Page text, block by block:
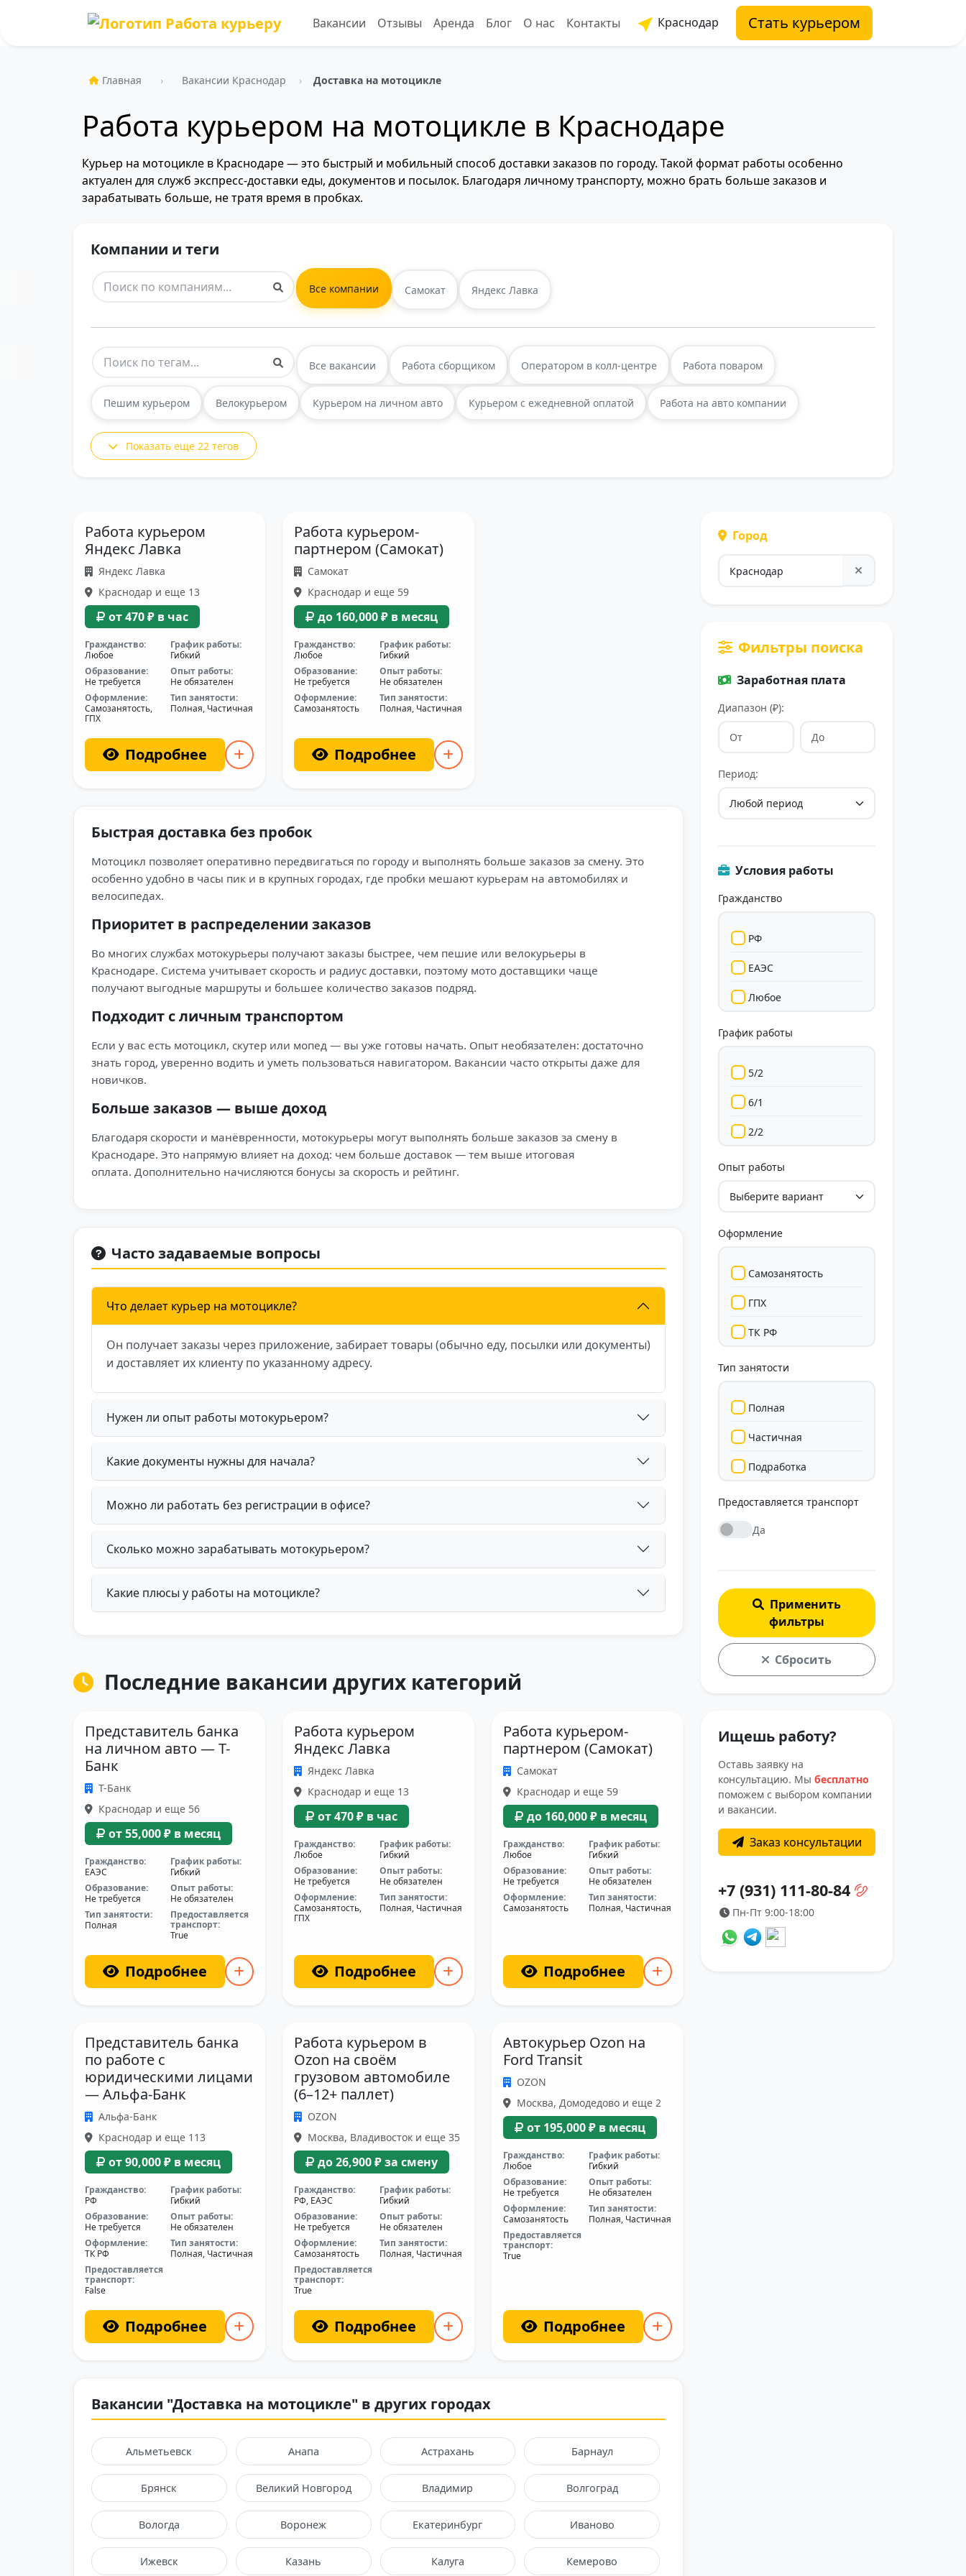
Вакансии Отзывы Аренда Блог О нас Контакты Краснодар Стать курьером
Главная Вакансии Краснодар Доставка на мотоцикле
Работа курьером на мотоцикле в Краснодаре
Курьер на мотоцикле в Краснодаре — это быстрый и мобильный способ доставки заказов по городу. Такой формат работы особенно
актуален для служб экспресс-доставки еды, документов и посылок. Благодаря личному транспорту, можно брать больше заказов и
зарабатывать больше, не тратя время в пробках.
Компании и теги
Все компании Самокат Яндекс Лавка
Все вакансии Работа сборщиком Оператором в колл-центре Работа поваром
Пешим курьером Велокурьером Курьером на личном авто Курьером с ежедневной оплатой Работа на авто компании
Показать еще 22 тегов
Город
Фильтры поиска
Заработная плата
Диапазон (₽):
Период:
Условия работы
Гражданство
РФ
ЕАЭС
Любое
График работы
5/2
6/1
2/2
Гибкий
Свободный
Опыт работы
Оформление
Самозанятость
ГПХ
ТК РФ
Тип занятости
Полная
Частичная
Подработка
Предоставляется транспорт
Да
Применить
фильтры
Сбросить
Ищешь работу?
Оставь заявку на
консультацию. Мы бесплатно
поможем с выбором компании
и вакансии.
Заказ консультации
+7 (931) 111-80-84
Пн-Пт 9:00-18:00
Работа курьером
Яндекс Лавка
Яндекс Лавка
Краснодар и еще 13
от 470 ₽ в час
Гражданство:
Любое
График работы:
Гибкий
Образование:
Не требуется
Опыт работы:
Не обязателен
Оформление:
Самозанятость,
ГПХ
Тип занятости:
Полная, Частичная
Подробнее
Работа курьером-
партнером (Самокат)
Самокат
Краснодар и еще 59
до 160,000 ₽ в месяц
Гражданство:
Любое
График работы:
Гибкий
Образование:
Не требуется
Опыт работы:
Не обязателен
Оформление:
Самозанятость
Тип занятости:
Полная, Частичная
Подробнее
Быстрая доставка без пробок
Мотоцикл позволяет оперативно передвигаться по городу и выполнять больше заказов за смену. Это
особенно удобно в часы пик и в крупных городах, где пробки мешают курьерам на автомобилях и
велосипедах.
Приоритет в распределении заказов
Во многих службах мотокурьеры получают заказы быстрее, чем пешие или велокурьеры в
Краснодаре. Система учитывает скорость и радиус доставки, поэтому мото доставщики чаще
получают выгодные маршруты и большее количество заказов подряд.
Подходит с личным транспортом
Если у вас есть мотоцикл, скутер или мопед — вы уже готовы начать. Опыт необязателен: достаточно
знать город, уверенно водить и уметь пользоваться навигатором. Вакансии часто открыты даже для
новичков.
Больше заказов — выше доход
Благодаря скорости и манёвренности, мотокурьеры могут выполнять больше заказов за смену в
Краснодаре. Это напрямую влияет на доход: чем больше доставок — тем выше итоговая
оплата. Дополнительно начисляются бонусы за скорость и рейтинг.
Часто задаваемые вопросы
Что делает курьер на мотоцикле?
Он получает заказы через приложение, забирает товары (обычно еду, посылки или документы)
и доставляет их клиенту по указанному адресу.
Нужен ли опыт работы мотокурьером?
Какие документы нужны для начала?
Можно ли работать без регистрации в офисе?
Сколько можно зарабатывать мотокурьером?
Какие плюсы у работы на мотоцикле?
Последние вакансии других категорий
Представитель банка
на личном авто — Т-
Банк
Т-Банк
Краснодар и еще 56
от 55,000 ₽ в месяц
Гражданство:
ЕАЭС
График работы:
Гибкий
Образование:
Не требуется
Опыт работы:
Не обязателен
Тип занятости:
Полная
Предоставляется
транспорт:
True
Подробнее
Работа курьером
Яндекс Лавка
Яндекс Лавка
Краснодар и еще 13
от 470 ₽ в час
Гражданство:
Любое
График работы:
Гибкий
Образование:
Не требуется
Опыт работы:
Не обязателен
Оформление:
Самозанятость,
ГПХ
Тип занятости:
Полная, Частичная
Подробнее
Работа курьером-
партнером (Самокат)
Самокат
Краснодар и еще 59
до 160,000 ₽ в месяц
Гражданство:
Любое
График работы:
Гибкий
Образование:
Не требуется
Опыт работы:
Не обязателен
Оформление:
Самозанятость
Тип занятости:
Полная, Частичная
Подробнее
Представитель банка
по работе с
юридическими лицами
— Альфа-Банк
Альфа-Банк
Краснодар и еще 113
от 90,000 ₽ в месяц
Гражданство:
РФ
График работы:
Гибкий
Образование:
Не требуется
Опыт работы:
Не обязателен
Оформление:
ТК РФ
Тип занятости:
Полная, Частичная
Предоставляется
транспорт:
False
Подробнее
Работа курьером в
Ozon на своём
грузовом автомобиле
(6–12+ паллет)
OZON
Москва, Владивосток и еще 35
до 26,900 ₽ за смену
Гражданство:
РФ, ЕАЭС
График работы:
Гибкий
Образование:
Не требуется
Опыт работы:
Не обязателен
Оформление:
Самозанятость
Тип занятости:
Полная, Частичная
Предоставляется
транспорт:
True
Подробнее
Автокурьер Ozon на
Ford Transit
OZON
Москва, Домодедово и еще 2
от 195,000 ₽ в месяц
Гражданство:
Любое
График работы:
Гибкий
Образование:
Не требуется
Опыт работы:
Не обязателен
Оформление:
Самозанятость
Тип занятости:
Полная, Частичная
Предоставляется
транспорт:
True
Подробнее
Вакансии "Доставка на мотоцикле" в других городах
Альметьевск Анапа Астрахань Барнаул
Брянск Великий Новгород Владимир Волгоград
Вологда Воронеж Екатеринбург Иваново
Ижевск Казань Калуга Кемерово